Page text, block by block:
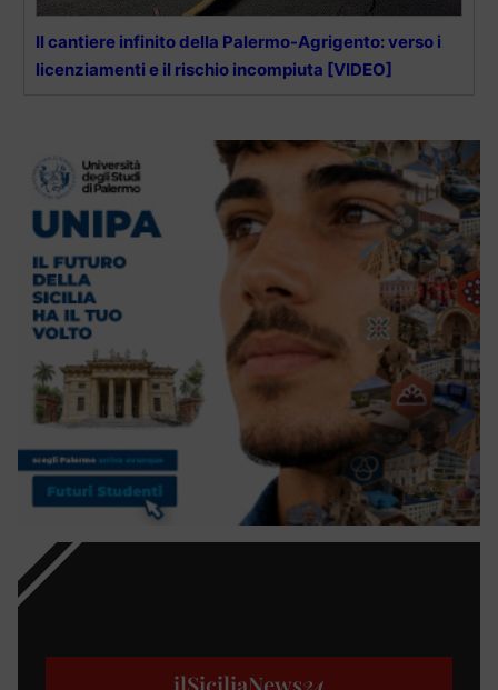
Il cantiere infinito della Palermo-Agrigento: verso i
licenziamenti e il rischio incompiuta [VIDEO]